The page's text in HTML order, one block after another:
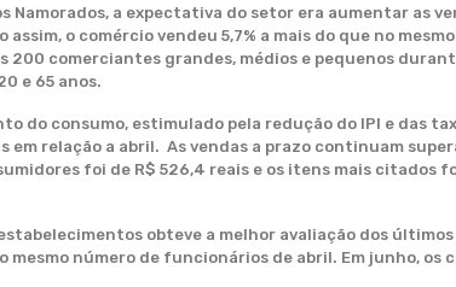
a expectativa do setor era aumentar as
o comércio vendeu 5,7% a mais do que no
comerciantes grandes, médios e pequenos
e 65 anos.
do consumo, estimulado pela redução do IPI e das
relação a abril. As vendas a prazo continuam
foi de R$ 526,4 reais e os itens mais citados
obteve a melhor avaliação dos últimos
número de funcionários de abril. Em junho, os